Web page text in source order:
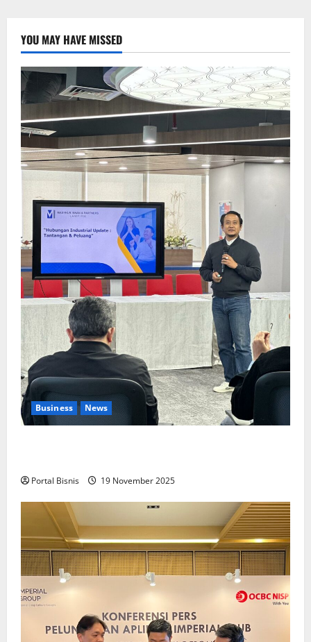
YOU MAY HAVE MISSED
Business News
Portal Bisnis 19 November 2025